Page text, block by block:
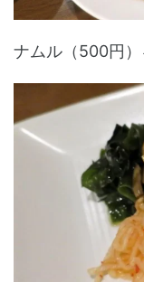
ナムル（500円）